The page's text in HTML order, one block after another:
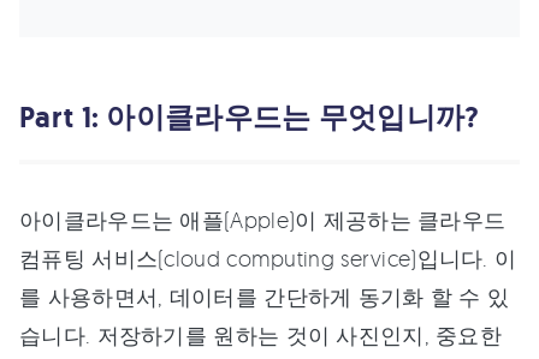
Part 1: 아이클라우드는 무엇입니까?
아이클라우드는 애플(Apple)이 제공하는 클라우드
컴퓨팅 서비스(cloud computing service)입니다. 이
를 사용하면서, 데이터를 간단하게 동기화 할 수 있
습니다. 저장하기를 원하는 것이 사진인지, 중요한